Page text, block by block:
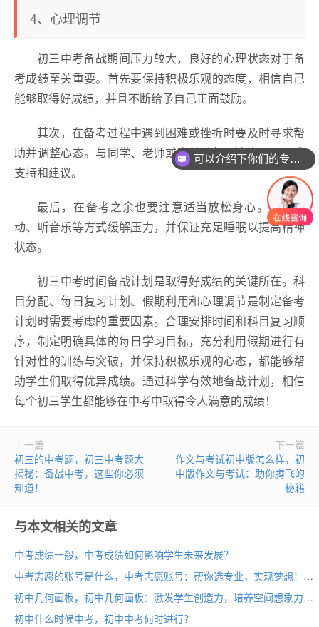
4、心理调节
初三中考备战期间压力较大，良好的心理状态对于备
考成绩至关重要。首先要保持积极乐观的态度，相信自己
能够取得好成绩，并且不断给予自己正面鼓励。
其次，在备考过程中遇到困难或挫折时要及时寻求帮
助并调整心态。与同学、老师或家长进行交流沟通，寻求
支持和建议。
最后，在备考之余也要注意适当放松身心。通过运
动、听音乐等方式缓解压力，并保证充足睡眠以提高精神
状态。
初三中考时间备战计划是取得好成绩的关键所在。科
目分配、每日复习计划、假期利用和心理调节是制定备考
计划时需要考虑的重要因素。合理安排时间和科目复习顺
序，制定明确具体的每日学习目标，充分利用假期进行有
针对性的训练与突破，并保持积极乐观的心态，都能够帮
助学生们取得优异成绩。通过科学有效地备战计划，相信
每个初三学生都能够在中考中取得令人满意的成绩！
上一篇
初三的中考题，初三中考题大
揭秘：备战中考，这些你必须
知道！
下一篇
作文与考试初中版怎么样，初
中版作文与考试：助你腾飞的
秘籍
与本文相关的文章
中考成绩一般，中考成绩如何影响学生未来发展？
中考志愿的账号是什么，中考志愿账号：帮你选专业，实现梦想！
初中几何画板，初中几何画板：激发学生创造力，培养空间想象力的良好工具
初中什么时候中考，初中中考何时进行？
可以介绍下你们的专业吗？